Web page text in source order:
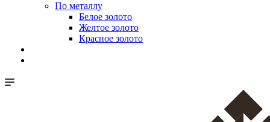
По металлу
Белое золото
Желтое золото
Красное золото